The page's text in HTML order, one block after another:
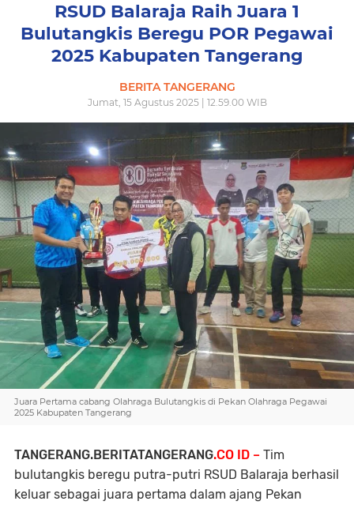
RSUD Balaraja Raih Juara 1
Bulutangkis Beregu POR Pegawai
2025 Kabupaten Tangerang
BERITA TANGERANG
Jumat, 15 Agustus 2025 | 12.59.00 WIB
Juara Pertama cabang Olahraga Bulutangkis di Pekan Olahraga Pegawai
2025 Kabupaten Tangerang
TANGERANG.BERITATANGERANG.CO ID – Tim
bulutangkis beregu putra-putri RSUD Balaraja berhasil
keluar sebagai juara pertama dalam ajang Pekan